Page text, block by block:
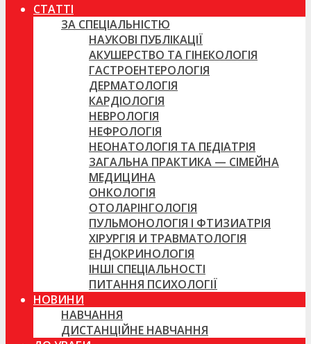
СТАТТІ
ЗА СПЕЦІАЛЬНІСТЮ
НАУКОВІ ПУБЛІКАЦІЇ
АКУШЕРСТВО ТА ГІНЕКОЛОГІЯ
ГАСТРОЕНТЕРОЛОГІЯ
ДЕРМАТОЛОГІЯ
КАРДІОЛОГІЯ
НЕВРОЛОГІЯ
НЕФРОЛОГІЯ
НЕОНАТОЛОГІЯ ТА ПЕДІАТРІЯ
ЗАГАЛЬНА ПРАКТИКА — СІМЕЙНА
МЕДИЦИНА
ОНКОЛОГІЯ
ОТОЛАРІНГОЛОГІЯ
ПУЛЬМОНОЛОГІЯ І ФТИЗИАТРІЯ
ХІРУРГІЯ И ТРАВМАТОЛОГІЯ
ЕНДОКРИНОЛОГІЯ
ІНШІ СПЕЦІАЛЬНОСТІ
ПИТАННЯ ПСИХОЛОГІЇ
НОВИНИ
НАВЧАННЯ
ДИСТАНЦІЙНЕ НАВЧАННЯ